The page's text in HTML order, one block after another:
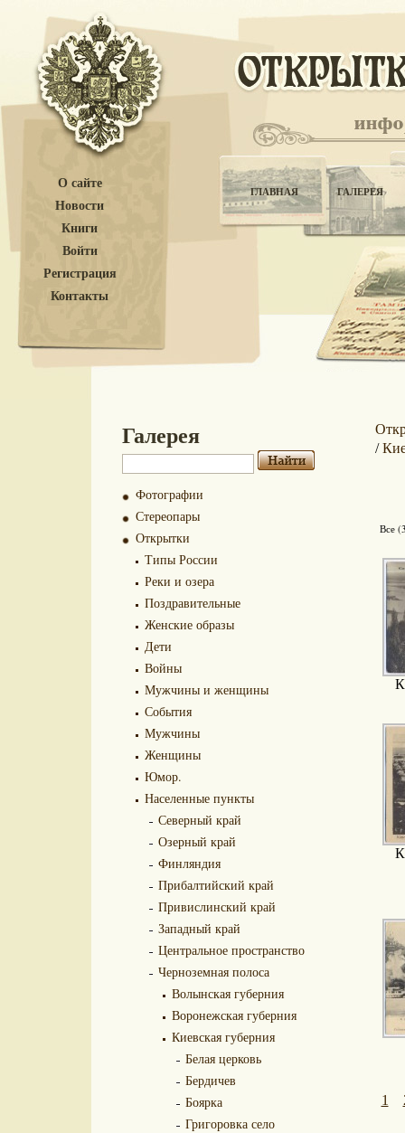
О сайте
Новости
Книги
Войти
Регистрация
Контакты
ГЛАВНАЯ ГАЛЕРЕЯ
Галерея
Фотографии
Стереопары
Открытки
Типы России
Реки и озера
Поздравительные
Женские образы
Дети
Войны
Мужчины и женщины
События
Мужчины
Женщины
Юмор.
Населенные пункты
Северный край
Озерный край
Финляндия
Прибалтийский край
Привислинский край
Западный край
Центральное пространство
Черноземная полоса
Волынская губерния
Воронежская губерния
Киевская губерния
Белая церковь
Бердичев
Боярка
Григоровка село
/
Все
1